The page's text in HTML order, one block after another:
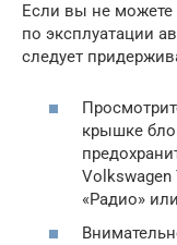
Если вы не можете
по эксплуатации
следует
крышке
Volkswagen
«Радио»